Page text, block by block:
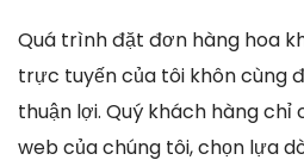
Quá trình đặt đơn hàng hoa
trực tuyến của tôi khôn cùng
thuận lợi. Quý khách hàng
web của chúng tôi, chọn lựa